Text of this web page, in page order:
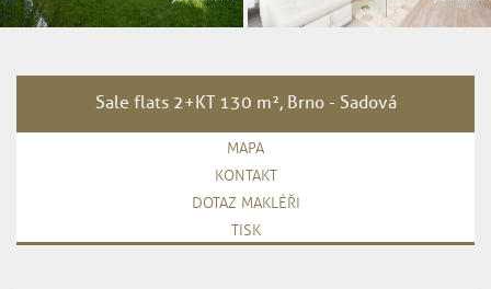
Sale flats 2+KT 130 m², Brno - Sadová
MAPA
KONTAKT
DOTAZ MAKLÉŘI
TISK